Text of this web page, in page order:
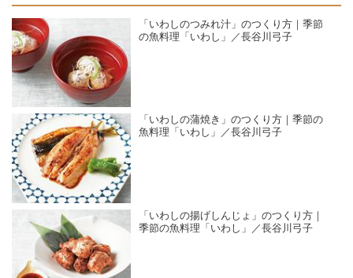
「いわしのつみれ汁」のつくり方｜季節
の魚料理「いわし」／長谷川弓子
「いわしの蒲焼き」のつくり方｜季節の
魚料理「いわし」／長谷川弓子
「いわしの揚げしんじょ」のつくり方｜
季節の魚料理「いわし」／長谷川弓子